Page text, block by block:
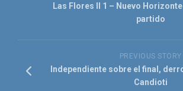
Las Flores II 1 – Nuevo
partido
PREVIOUS STORY
Independiente sobre el final,
Candioti